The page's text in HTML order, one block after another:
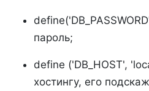
пароль;
define ('DB_HOST',
хостингу, его